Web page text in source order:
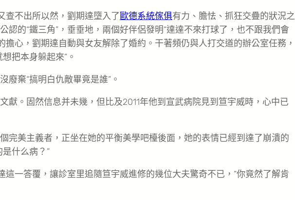
查不出所以然，劉期達墮入了歐德系統傢俱有力、膽怯、抓狂交疊的狀況之
認的“鐵三角”，垂垂地，兩個好伴侶發明“達達不來打球了，也不跟我們會
擔心，劉期達自動與女友解除了婚約。干著頻仍與人打交道的辦公室任務，
把本身躲起來”。
廢棄“搞明白仇敵畢竟是誰”。
獻。固然信息并未幾，但比及2011年他到宣武病院見到笪宇威時，心中已
完美主義者，正坐在她的平衡美學吧檯後面，她的表情已經到達了崩潰的
什么病？”
這一答覆，讓診室里追隨笪宇威進修的幾位大夫驚奇不已，“你竟然了解肯